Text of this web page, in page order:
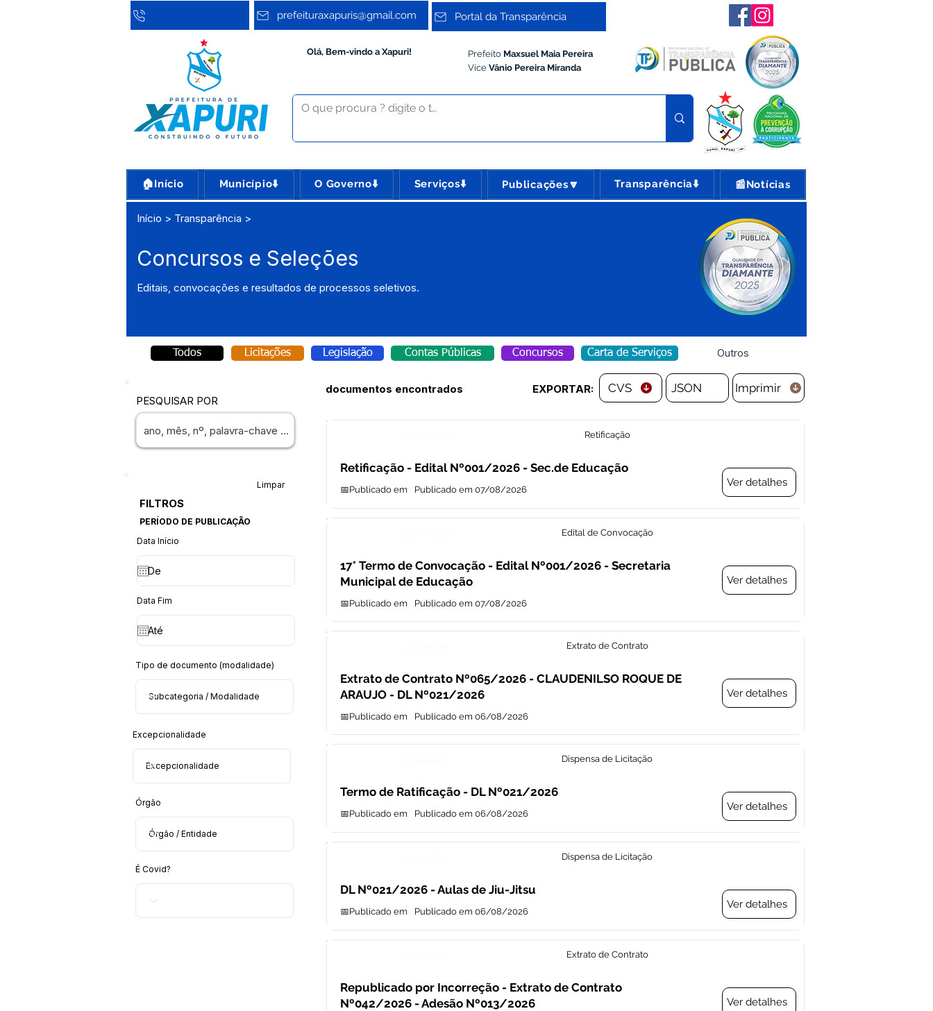
prefeituraxapuris@gmail.com Portal da Transparência
Olá, Bem-vindo a Xapuri! Prefeito Maxsuel Maia Pereira
Vice Vânio Pereira Miranda
🏠Início Município⬇️ O Governo⬇️ Serviços⬇️ Publicações🔽 Transparência⬇️ 📰Notícias
Início > Transparência >
Concursos e Seleções
Editais, convocações e resultados de processos seletivos.
Todos Licitações Legislação Contas Públicas Concursos Carta de Serviços Outros
PESQUISAR POR
Limpar
FILTROS
PERÍODO DE PUBLICAÇÃO
Data Início
Data Fim
Tipo de documento (modalidade)
Excepcionalidade
Órgão
É Covid?
documentos encontrados EXPORTAR: CVS JSON Imprimir
Retificação
Retificação - Edital Nº001/2026 - Sec.de Educação
📅Publicado em Publicado em 07/08/2026
Ver detalhes
Edital de Convocação
17° Termo de Convocação - Edital Nº001/2026 - Secretaria
Municipal de Educação
📅Publicado em Publicado em 07/08/2026
Ver detalhes
Extrato de Contrato
Extrato de Contrato Nº065/2026 - CLAUDENILSO ROQUE DE
ARAUJO - DL Nº021/2026
📅Publicado em Publicado em 06/08/2026
Ver detalhes
Dispensa de Licitação
Termo de Ratificação - DL Nº021/2026
📅Publicado em Publicado em 06/08/2026
Ver detalhes
Dispensa de Licitação
DL Nº021/2026 - Aulas de Jiu-Jitsu
📅Publicado em Publicado em 06/08/2026
Ver detalhes
Extrato de Contrato
Republicado por Incorreção - Extrato de Contrato
Nº042/2026 - Adesão Nº013/2026
Ver detalhes